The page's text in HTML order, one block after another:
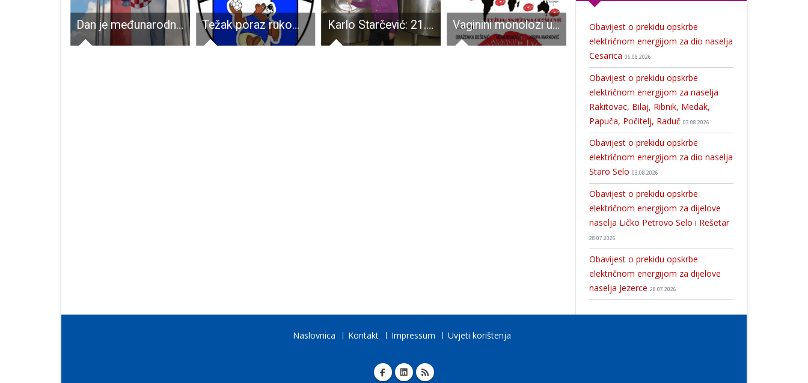
Dan je međunarodnog priznanja Republike Hrvatske Težak poraz rukometaša Gospića na otvaranju proljetnog dijela sezone Karlo Starčević: 21.prosinca svim nezaposlenima isplatiti ću Božićnice Vaginini monolozi uskoro u Otočcu Počela je razmjena mladih „I Care!“ u Velikom Žitniku!
Obavijest o prekidu opskrbe
električnom energijom za dio naselja
Cesarica 06.08.2026
Obavijest o prekidu opskrbe
električnom energijom za naselja
Rakitovac, Bilaj, Ribnik, Medak,
Papuča, Počitelj, Raduč 03.08.2026
Obavijest o prekidu opskrbe
električnom energijom za dio naselja
Staro Selo 03.08.2026
Obavijest o prekidu opskrbe
električnom energijom za dijelove
naselja Ličko Petrovo Selo i Rešetar
28.07.2026
Obavijest o prekidu opskrbe
električnom energijom za dijelove
naselja Jezerce 28.07.2026
Naslovnica Kontakt Impressum Uvjeti korištenja